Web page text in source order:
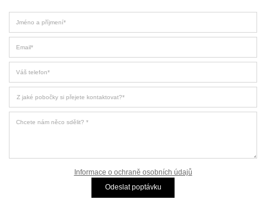
Jméno a příjmení
Email
Váš telefon
Z jaké pobočky si přejete kontaktovat
Chcete nám něco sdělit?
Informace o ochraně osobních údajů
Odeslat poptávku